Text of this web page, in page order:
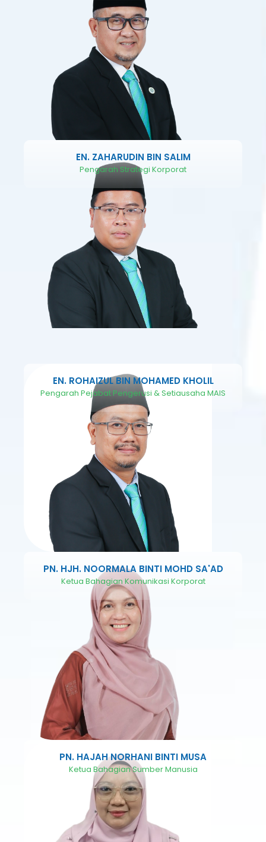
EN. ZAHARUDIN BIN SALIM
Pengarah Strategi Korporat
EN. ROHAIZUL BIN MOHAMED KHOLIL
Pengarah Pejabat Pengerusi & Setiausaha MAIS
PN. HJH. NOORMALA BINTI MOHD SA'AD
Ketua Bahagian Komunikasi Korporat
PN. HAJAH NORHANI BINTI MUSA
Ketua Bahagian Sumber Manusia